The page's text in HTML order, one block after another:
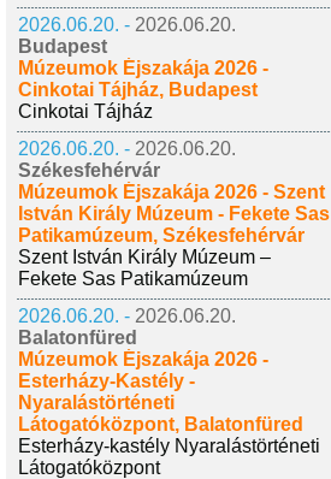
2026.06.20. - 2026.06.20.
Budapest
Múzeumok Éjszakája 2026 -
Cinkotai Tájház, Budapest
Cinkotai Tájház
2026.06.20. - 2026.06.20.
Székesfehérvár
Múzeumok Éjszakája 2026 - Szent
István Király Múzeum - Fekete Sas
Patikamúzeum, Székesfehérvár
Szent István Király Múzeum –
Fekete Sas Patikamúzeum
2026.06.20. - 2026.06.20.
Balatonfüred
Múzeumok Éjszakája 2026 -
Esterházy-Kastély -
Nyaralástörténeti
Látogatóközpont, Balatonfüred
Esterházy-kastély Nyaralástörténeti
Látogatóközpont